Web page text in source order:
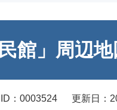
館」周辺地
：0003524 更新日：